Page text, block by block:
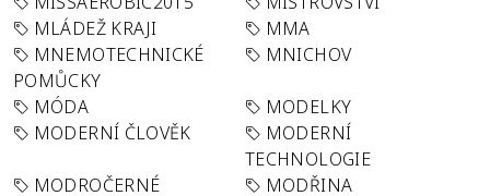
MLÁDEŽ KRAJI
MMA
MNEMOTECHNICKÉ
POMŮCKY
MNICHOV
MÓDA
MODELKY
MODERNÍ ČLOVĚK
MODERNÍ
TECHNOLOGIE
MODROČERNÉ
MODŘINA